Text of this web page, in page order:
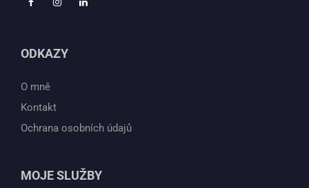
ODKAZY
O mně
Kontakt
Ochrana osobních údajů
MOJE SLUŽBY